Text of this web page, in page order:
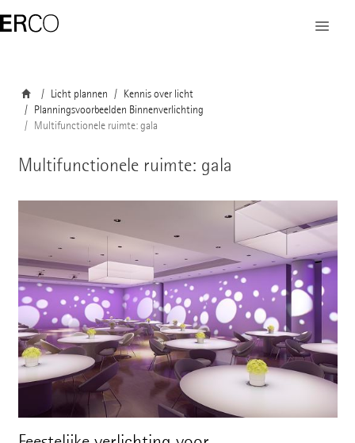
Licht plannen
Kennis over licht
Planningsvoorbeelden Binnenverlichting
Multifunctionele ruimte: gala
Multifunctionele ruimte: gala